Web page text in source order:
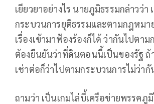
เยียวยาอย่างไร นายภูมิธรรมกล่าวว่า
กระบวนการยุติธรรมและตามกฎหมา
เรื่องเข้ามาฟ้องร้องก็ได้ ว่ากันไปตา
ต้องยืนยันว่าที่ดินตอนนี้เป็นของรัฐ ถ้
เช่าต่อก็ว่าไปตามกระบวนการไม่ว่ากั
ถามว่า เป็นเกมไล่บี้เครือข่ายพรรคภู